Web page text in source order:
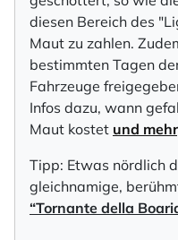
diesen Bereich des
Maut zu zahlen.
bestimmten Tagen
Fahrzeuge
Infos dazu, wann
Maut kostet und
Tipp: Etwas nördlich
gleichnamige,
“Tornante della